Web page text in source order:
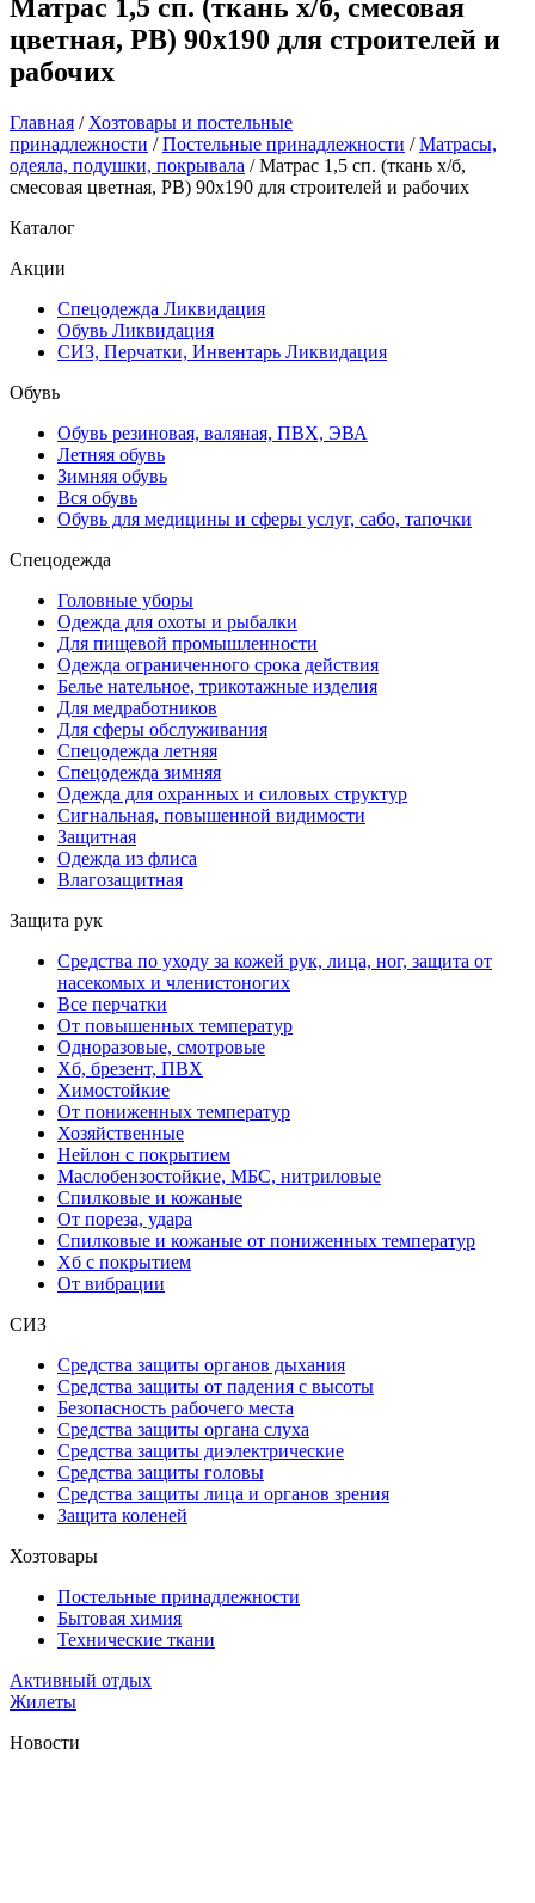
Матрас 1,5 сп. (ткань х/б, смесовая
цветная, РВ) 90х190 для строителей и
рабочих
Главная / Хозтовары и постельные
принадлежности /Постельные принадлежности /Матрасы,
одеяла, подушки, покрывала / Матрас 1,5 сп. (ткань х/б,
смесовая цветная, РВ) 90х190 для строителей и рабочих
Каталог
Акции
Спецодежда Ликвидация
Обувь Ликвидация
СИЗ, Перчатки, Инвентарь Ликвидация
Обувь
Обувь резиновая, валяная, ПВХ, ЭВА
Летняя обувь
Зимняя обувь
Вся обувь
Обувь для медицины и сферы услуг, сабо, тапочки
Спецодежда
Головные уборы
Одежда для охоты и рыбалки
Для пищевой промышленности
Одежда ограниченного срока действия
Белье нательное, трикотажные изделия
Для медработников
Для сферы обслуживания
Спецодежда летняя
Спецодежда зимняя
Одежда для охранных и силовых структур
Сигнальная, повышенной видимости
Защитная
Одежда из флиса
Влагозащитная
Защита рук
Средства по уходу за кожей рук, лица, ног, защита от
насекомых и членистоногих
Все перчатки
От повышенных температур
Одноразовые, смотровые
Хб, брезент, ПВХ
Химостойкие
От пониженных температур
Хозяйственные
Нейлон с покрытием
Маслобензостойкие, МБС, нитриловые
Спилковые и кожаные
От пореза, удара
Спилковые и кожаные от пониженных температур
Хб с покрытием
От вибрации
СИЗ
Средства защиты органов дыхания
Средства защиты от падения с высоты
Безопасность рабочего места
Средства защиты органа слуха
Средства защиты диэлектрические
Средства защиты головы
Средства защиты лица и органов зрения
Защита коленей
Хозтовары
Постельные принадлежности
Бытовая химия
Технические ткани
Активный отдых
Жилеты
Новости